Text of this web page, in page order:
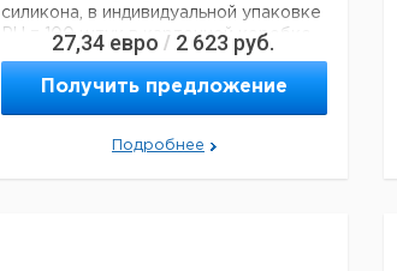
силикона, в индивидуальной упаковке
PU = 100 штук в картонной коробке
27,34 евро / 2 623 руб.
Получить предложение
Подробнее